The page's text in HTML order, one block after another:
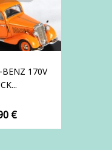
BENZ 170V
€